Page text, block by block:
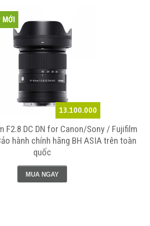
13.100.000
MỚI
F2.8 DC DN for Canon/Sony / Fujifilm
hành chính hãng BH ASIA trên toàn
quốc
MUA NGAY